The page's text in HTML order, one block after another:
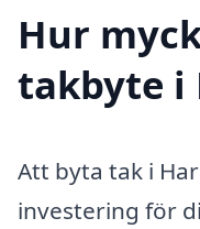
Hur
takbyte i
Att byta tak i
investering för